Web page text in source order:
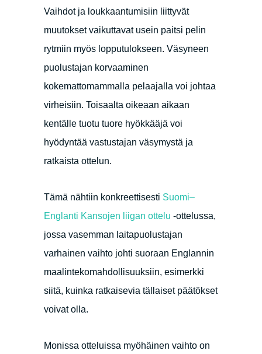
Vaihdot ja loukkaantumisiin liittyvät
muutokset vaikuttavat usein paitsi pelin
rytmiin myös lopputulokseen. Väsyneen
puolustajan korvaaminen
kokemattomammalla pelaajalla voi johtaa
virheisiin. Toisaalta oikeaan aikaan
kentälle tuotu tuore hyökkääjä voi
hyödyntää vastustajan väsymystä ja
ratkaista ottelun.
Tämä nähtiin konkreettisesti Suomi–
Englanti Kansojen liigan ottelu -ottelussa,
jossa vasemman laitapuolustajan
varhainen vaihto johti suoraan Englannin
maalintekomahdollisuuksiin, esimerkki
siitä, kuinka ratkaisevia tällaiset päätökset
voivat olla.
Monissa otteluissa myöhäinen vaihto on